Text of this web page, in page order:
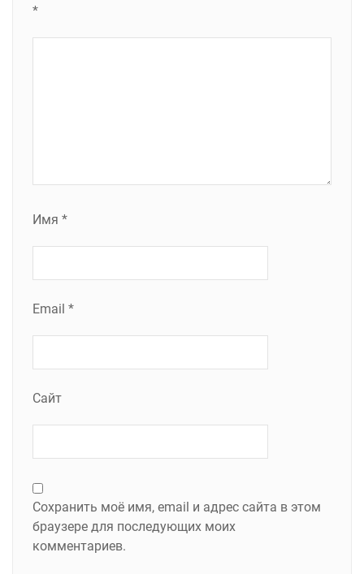
*
Имя *
Email *
Сайт
Сохранить моё имя, email и адрес сайта в этом
браузере для последующих моих
комментариев.